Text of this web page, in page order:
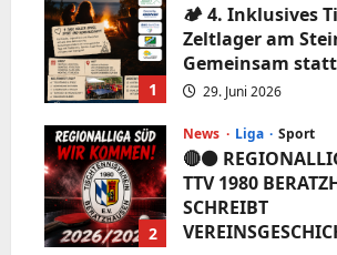
1
🏕️ 4. Inklusives
Zeltlager am
Gemeinsam
29. Juni 2026
2
News Liga Sport
🔴⚫️
TTV 1980
SCHREIBT